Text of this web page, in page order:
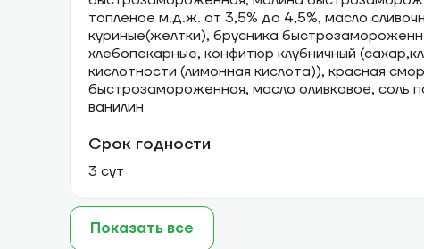
топленое м.д.ж. от 3,5% до 4,5%, масло
куриные(желтки), брусника
хлебопекарные, конфитюр клубничный
кислотности (лимонная кислота)), красная
быстрозамороженная, масло оливковое, соль
ванилин
Срок годности
3 сут
Показать все